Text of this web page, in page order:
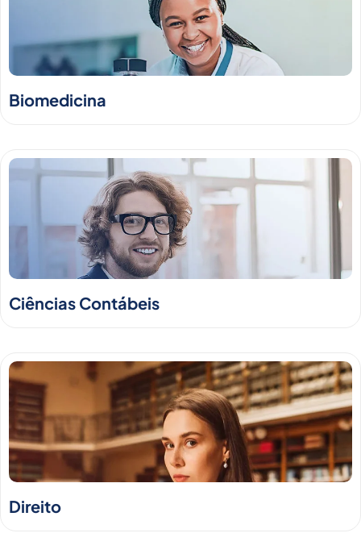
Biomedicina
Ciências Contábeis
Direito